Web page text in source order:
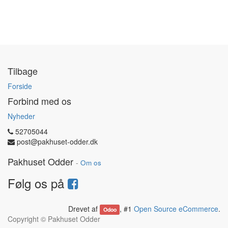
Tilbage
Forside
Forbind med os
Nyheder
52705044
post@pakhuset-odder.dk
Pakhuset Odder - Om os
Følg os på
Drevet af Odoo , #1 Open Source eCommerce.
Copyright © Pakhuset Odder